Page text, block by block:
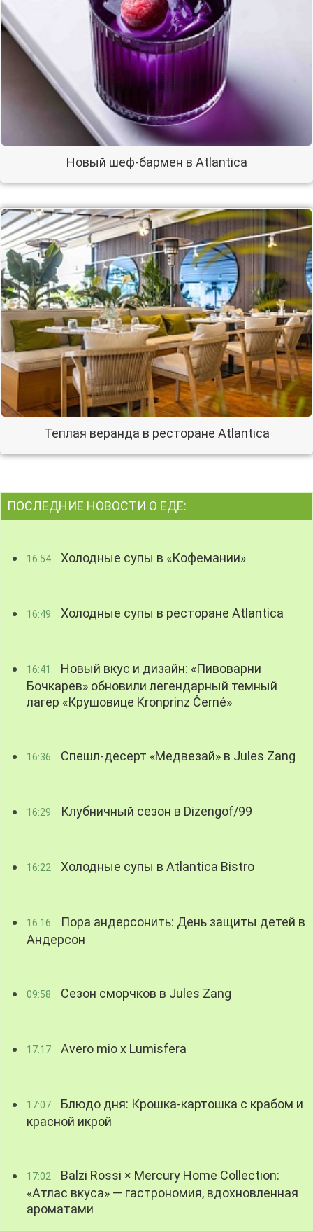
Новый шеф-бармен в Atlantica
Теплая веранда в ресторане Atlantica
ПОСЛЕДНИЕ НОВОСТИ О ЕДЕ:
16:54 Холодные супы в «Кофемании»
16:49 Холодные супы в ресторане Atlantica
16:41
Новый вкус и дизайн: «Пивоварни
Бочкарев» обновили легендарный темный
лагер «Крушовице Kronprinz Černé»
16:36 Спешл-десерт «Медвезай» в Jules Zang
16:29 Клубничный сезон в Dizengof/99
16:22 Холодные супы в Atlantica Bistro
16:16
Пора андерсонить: День защиты детей в
Андерсон
09:58 Сезон сморчков в Jules Zang
17:17 Avero mio x Lumisfera
17:07
Блюдо дня: Крошка-картошка с крабом и
красной икрой
17:02
Balzi Rossi × Mercury Home Collection:
«Атлас вкуса» — гастрономия, вдохновленная
ароматами